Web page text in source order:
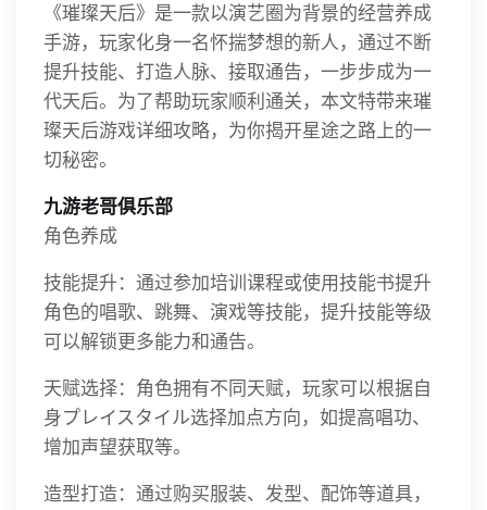
《璀璨天后》是一款以演艺圈为背景的经营养成
手游，玩家化身一名怀揣梦想的新人，通过不断
提升技能、打造人脉、接取通告，一步步成为一
代天后。为了帮助玩家顺利通关，本文特带来璀
璨天后游戏详细攻略，为你揭开星途之路上的一
切秘密。
九游老哥俱乐部
角色养成
技能提升：通过参加培训课程或使用技能书提升
角色的唱歌、跳舞、演戏等技能，提升技能等级
可以解锁更多能力和通告。
天赋选择：角色拥有不同天赋，玩家可以根据自
身プレイスタイル选择加点方向，如提高唱功、
增加声望获取等。
造型打造：通过购买服装、发型、配饰等道具，